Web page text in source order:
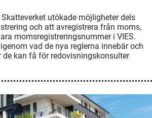
utökade möjligheter dels
och att avregistrera från moms,
momsregistreringsnummer i VIES.
vad de nya reglerna innebär och
de kan få för redovisningskonsulter